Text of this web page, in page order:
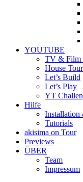
YOUTUBE
TV & Film
House Tour
Let’s Build
Let’s Play
YT
Hilfe
Installation
Tutorials
akisima on Tour
Previews
ÜBER
Team
Impressum